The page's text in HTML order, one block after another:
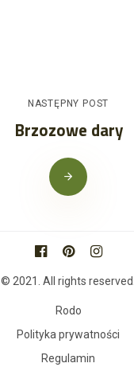
NASTĘPNY POST
Brzozowe dary
© 2021. All rights reserved.
Rodo
Polityka prywatności
Regulamin